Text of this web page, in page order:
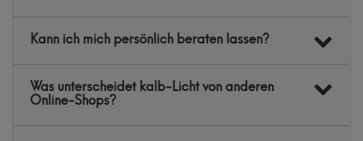
Kann ich mich persönlich beraten lassen?
Was unterscheidet kalb-Licht von anderen
Online-Shops?